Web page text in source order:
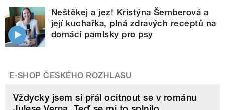
Neštěkej a jez! Kristýna Šemberová a
její kuchařka, plná zdravých receptů na
domácí pamlsky pro psy
E-SHOP ČESKÉHO ROZHLASU
Vždycky jsem si přál ocitnout se v románu